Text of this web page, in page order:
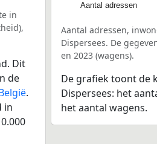
in
Dit
de
.
in
Aantal adressen
Aantal adressen,
Dispersees. De
en 2023 (wagens).
De grafiek toont de
Dispersees: het
het aantal wagens.